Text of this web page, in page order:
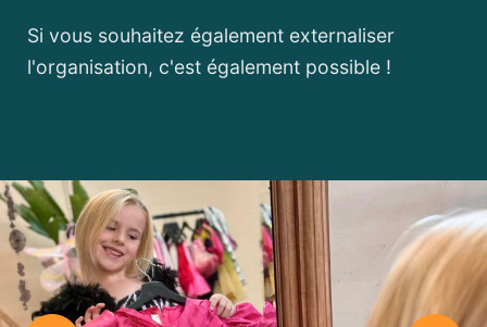
Si vous souhaitez également externaliser
l'organisation, c'est également possible !